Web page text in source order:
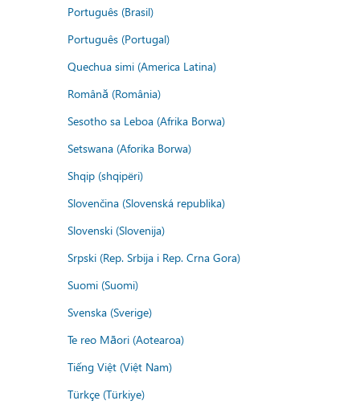
Português (Brasil)
Português (Portugal)
Quechua simi (America Latina)
Română (România)
Sesotho sa Leboa (Afrika Borwa)
Setswana (Aforika Borwa)
Shqip (shqipëri)
Slovenčina (Slovenská republika)
Slovenski (Slovenija)
Srpski (Rep. Srbija i Rep. Crna Gora)
Suomi (Suomi)
Svenska (Sverige)
Te reo Māori (Aotearoa)
Tiếng Việt (Việt Nam)
Türkçe (Türkiye)